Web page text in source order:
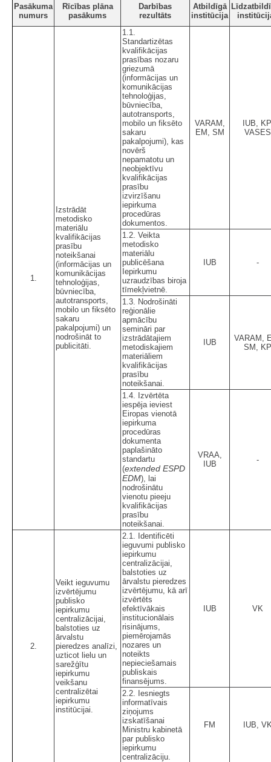
Pasākuma
numurs
Rīcības plāna
pasākums
Darbības
rezultāts
Atbildīgā
institūcija
1.
Izstrādāt
metodisko
materiālu
kvalifikācijas
prasību
noteikšanai
(informācijas un
komunikācijas
tehnoloģijas,
būvniecība,
autotransports,
mobilo un fiksēto
sakaru
pakalpojumi) un
nodrošināt to
publicitāti.
1.1.
Standartizētas
kvalifikācijas
prasības nozaru
griezumā
(informācijas un
komunikācijas
tehnoloģijas,
būvniecība,
autotransports,
mobilo un fiksēto
sakaru
pakalpojumi), kas
novērš
nepamatotu un
neobjektīvu
kvalifikācijas
prasību
izvirzīšanu
iepirkuma
procedūras
dokumentos.
VARAM,
EM, SM
IUB,
VASES
1.2. Veikta
metodisko
materiālu
publicēšana
Iepirkumu
uzraudzības biroja
tīmekļvietnē.
IUB -
1.3. Nodrošināti
reģionālie
apmācību
semināri par
izstrādātajiem
metodiskajiem
materiāliem
kvalifikācijas
prasību
noteikšanai.
IUB
VARAM,
SM, KP
1.4. Izvērtēta
iespēja ieviest
Eiropas vienotā
iepirkuma
procedūras
dokumenta
paplašināto
standartu
(extended ESPD
EDM), lai
nodrošinātu
vienotu pieeju
kvalifikācijas
prasību
noteikšanai.
VRAA,
IUB
-
2.
Veikt ieguvumu
izvērtējumu
publisko
iepirkumu
centralizācijai,
balstoties uz
ārvalstu
pieredzes analīzi,
uzticot lielu un
sarežģītu
iepirkumu
veikšanu
centralizētai
iepirkumu
institūcijai.
2.1. Identificēti
ieguvumi publisko
iepirkumu
centralizācijai,
balstoties uz
ārvalstu pieredzes
izvērtējumu, kā arī
izvērtēts
efektīvākais
institucionālais
risinājums,
piemērojamās
nozares un
noteikts
nepieciešamais
publiskais
finansējums.
IUB VK
2.2. Iesniegts
informatīvais
ziņojums
izskatīšanai
Ministru kabinetā
par publisko
iepirkumu
centralizāciju.
FM IUB,